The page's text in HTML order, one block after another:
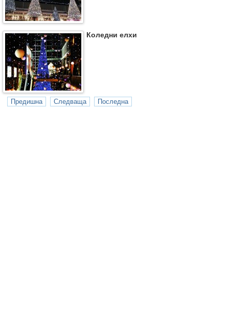
Коледни елхи
Предишна Следваща Последна